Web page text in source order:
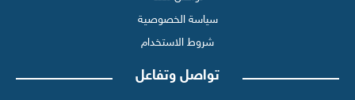
سياسة الخصوصية
شروط الاستخدام
تواصل وتفاعل